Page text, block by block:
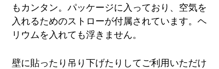
もカンタン。パッケージに入っており、空気を
入れるためのストローが付属されています。ヘ
リウムを入れても浮きません。
壁に貼ったり吊り下げたりしてご利用いただけ